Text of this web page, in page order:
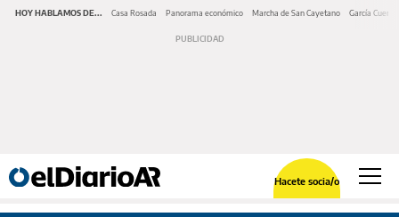
HOY HABLAMOS DE... Casa Rosada Panorama económico Marcha de San Cayetano García Cuerva
Hacete socia/o